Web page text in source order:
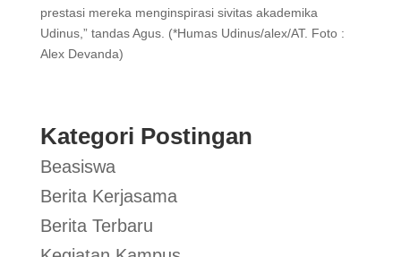
prestasi mereka menginspirasi sivitas akademika
Udinus,” tandas Agus. (*Humas Udinus/alex/AT. Foto :
Alex Devanda)
Kategori Postingan
Beasiswa
Berita Kerjasama
Berita Terbaru